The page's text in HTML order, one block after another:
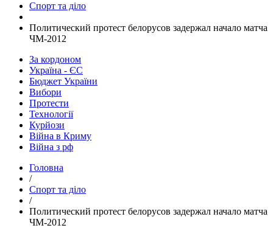
Спорт та діло
Политический протест белорусов задержал начало матча
ЧМ-2012
За кордоном
Україна - ЄС
Бюджет України
Вибори
Протести
Технології
Курйози
Війна в Криму
Війна з рф
Головна
/
Спорт та діло
/
Политический протест белорусов задержал начало матча
ЧМ-2012